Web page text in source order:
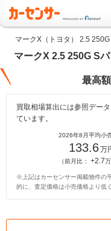
マークX（トヨタ） 2.5
マークX 2.5 250G S
最高
買取相場算出には参照デー
ています。
2026年8月平均小
133.6万
（前月比： +2.7万
※上記はカーセンサー掲載物件の
的に、査定価格は小売価格より低